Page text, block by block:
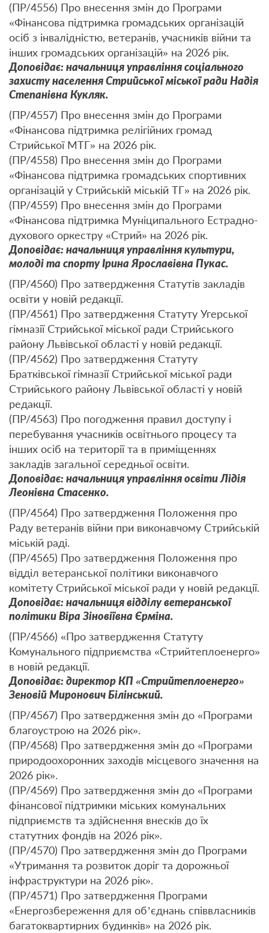
(ПР/4556) Про внесення змін до Програми
«Фінансова підтримка громадських організацій
осіб з інвалідністю, ветеранів, учасників війни та
інших громадських організацій» на 2026 рік.
Доповідає: начальниця управління соціального
захисту населення Стрийської міської ради Надія
Степанівна Кукляк.
(ПР/4557) Про внесення змін до Програми
«Фінансова підтримка релігійних громад
Стрийської МТГ» на 2026 рік.
(ПР/4558) Про внесення змін до Програми
«Фінансова підтримка громадських спортивних
організацій у Стрийській міській ТГ» на 2026 рік.
(ПР/4559) Про внесення змін до Програми
«Фінансова підтримка Муніципального Естрадно-
духового оркестру «Стрий» на 2026 рік.
Доповідає: начальниця управління культури,
молоді та спорту Ірина Ярославівна Пукас.
(ПР/4560) Про затвердження Статутів закладів
освіти у новій редакції.
(ПР/4561) Про затвердження Статуту Угерської
гімназії Стрийської міської ради Стрийського
району Львівської області у новій редакції.
(ПР/4562) Про затвердження Статуту
Братківської гімназії Стрийської міської ради
Стрийського району Львівської області у новій
редакції.
(ПР/4563) Про погодження правил доступу і
перебування учасників освітнього процесу та
інших осіб на території та в приміщеннях
закладів загальної середньої освіти.
Доповідає: начальниця управління освіти Лідія
Леонівна Стасенко.
(ПР/4564) Про затвердження Положення про
Раду ветеранів війни при виконавчому Стрийській
міській раді.
(ПР/4565) Про затвердження Положення про
відділ ветеранської політики виконавчого
комітету Стрийської міської ради у новій редакції.
Доповідає: начальниця відділу ветеранської
політики Віра Зіновіївна Єрміна.
(ПР/4566) «Про затвердження Статуту
Комунального підприємства «Стрийтеплоенерго»
в новій редакції.
Доповідає: директор КП «Стрийтеплоенерго»
Зеновій Миронович Білінський.
(ПР/4567) Про затвердження змін до «Програми
благоустрою на 2026 рік».
(ПР/4568) Про затвердження змін до «Програми
природоохоронних заходів місцевого значення на
2026 рік».
(ПР/4569) Про затвердження змін до «Програми
фінансової підтримки міських комунальних
підприємств та здійснення внесків до їх
статутних фондів на 2026 рік».
(ПР/4570) Про затвердження змін до Програми
«Утримання та розвиток доріг та дорожньої
інфраструктури на 2026 рік».
(ПР/4571) Про затвердження Програми
«Енергозбереження для об’єднань співвласників
багатоквартирних будинків» на 2026 рік.